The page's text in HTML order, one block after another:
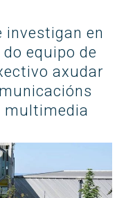
investigan en
equipo de
axudar
multimedia